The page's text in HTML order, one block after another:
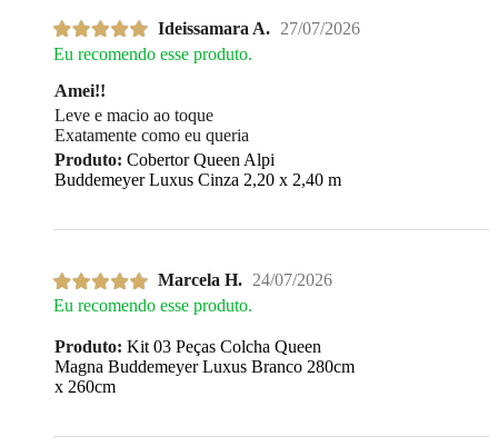
Ideissamara A. 27/07/2026
Eu recomendo esse produto.
Amei!!
Leve e macio ao toque
Exatamente como eu queria
Produto: Cobertor Queen Alpi
Buddemeyer Luxus Cinza 2,20 x 2,40 m
Marcela H. 24/07/2026
Eu recomendo esse produto.
Produto: Kit 03 Peças Colcha Queen
Magna Buddemeyer Luxus Branco 280cm
x 260cm